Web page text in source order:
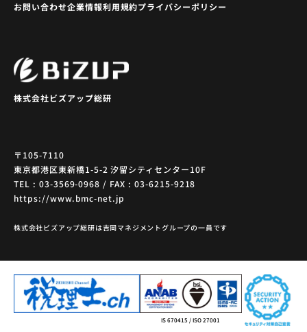
株式会社ビズアップ総研
〒105-7110
東京都港区東新橋1-5-2 汐留シティセンター10F
TEL : 03-3569-0968 / FAX : 03-6215-9218
https://www.bmc-net.jp
株式会社ビズアップ総研は吉岡マネジメントグループの一員です
お問い合わせ企業情報利用規約プライバシーポリシー
IS 670415 / ISO 27001